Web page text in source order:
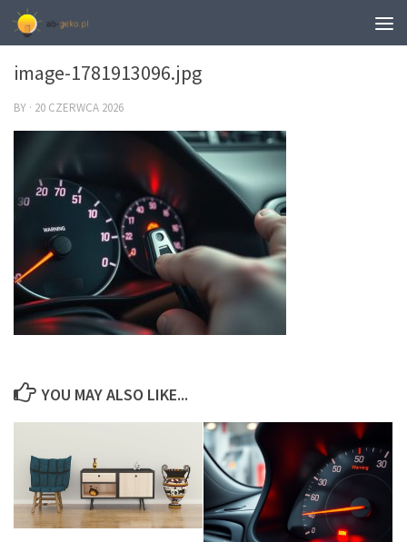
0
image-1781913096.jpg
BY · 20 CZERWCA 2026
YOU MAY ALSO LIKE...